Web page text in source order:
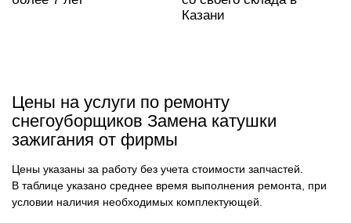
Казани
Цены на услуги по ремонту
снегоуборщиков Замена катушки
зажигания от фирмы
Цены указаны за работу без учета стоимости запчастей.
В таблице указано среднее время выполнения ремонта, при
условии наличия необходимых комплектующей.